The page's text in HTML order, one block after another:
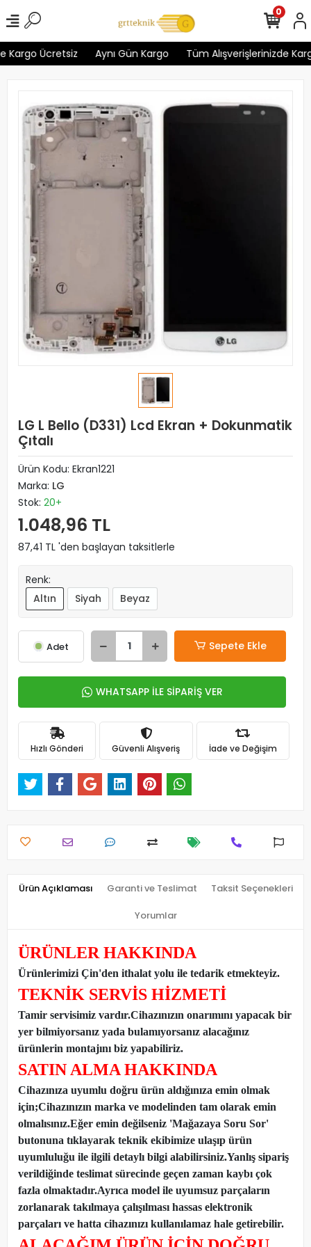
Ücretsiz Aynı Gün Kargo Tüm Alışverişlerinizde
0
LG L Bello (D331) Lcd Ekran + Dokunmatik
Çıtalı
Ürün Kodu: Ekran1221
Marka: LG
Stok: 20+
1.048,96 TL
87,41 TL 'den başlayan taksitlerle
Renk:
Altın
Siyah Beyaz
Adet Sepete Ekle
WHATSAPP İLE SİPARİŞ VER
Hızlı Gönderi Güvenli Alışveriş İade ve Değişim
Ürün Açıklaması Garanti ve Teslimat Taksit Seçenekleri
Yorumlar
ÜRÜNLER HAKKINDA
Ürünlerimizi Çin'den ithalat yolu ile tedarik etmekteyiz.
TEKNİK SERVİS HİZMETİ
Tamir servisimiz vardır.Cihazınızın onarımını yapacak bir
yer bilmiyorsanız yada bulamıyorsanız alacağınız
ürünlerin montajını biz yapabiliriz.
SATIN ALMA HAKKINDA
Cihazınıza uyumlu doğru ürün aldığınıza emin olmak
için;Cihazınızın marka ve modelinden tam olarak emin
olmalısınız.Eğer emin değilseniz 'Mağazaya Soru Sor'
butonuna tıklayarak teknik ekibimize ulaşıp ürün
uyumluluğu ile ilgili detaylı bilgi alabilirsiniz.Yanlış sipariş
verildiğinde teslimat sürecinde geçen zaman kaybı çok
fazla olmaktadır.Ayrıca model ile uyumsuz parçaların
zorlanarak takılmaya çalışılması hassas elektronik
parçaları ve hatta cihazınızı kullanılamaz hale getirebilir.